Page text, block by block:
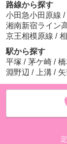
路線から探す
小田急小田原線 /
湘南新宿ライン
京王相模原線 /
駅から探す
平塚 / 茅ケ崎 /
淵野辺 / 上溝 /